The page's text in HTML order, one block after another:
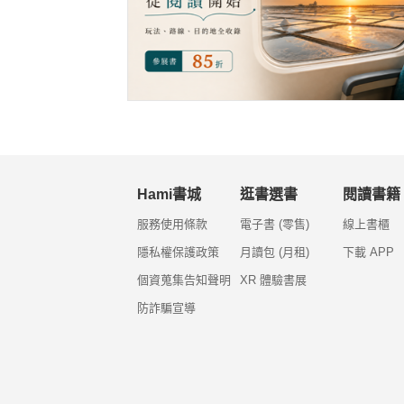
Hami書城
服務使用條款
隱私權保護政策
個資蒐集告知聲明
防詐騙宣導
逛書選書
電子書 (零售)
月讀包 (月租)
XR 體驗書展
閱讀書籍
線上書櫃
下載 APP